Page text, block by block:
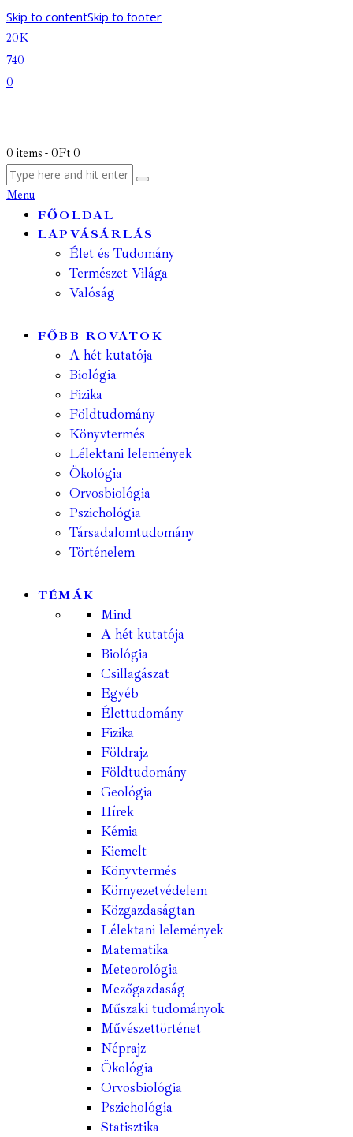
Skip to contentSkip to footer
20K
740
0
0 items - 0Ft 0
Menu
FŐOLDAL
LAPVÁSÁRLÁS
Élet és Tudomány
Természet Világa
Valóság
FŐBB ROVATOK
A hét kutatója
Biológia
Fizika
Földtudomány
Könyvtermés
Lélektani lelemények
Ökológia
Orvosbiológia
Pszichológia
Társadalomtudomány
Történelem
TÉMÁK
Mind
A hét kutatója
Biológia
Csillagászat
Egyéb
Élettudomány
Fizika
Földrajz
Földtudomány
Geológia
Hírek
Kémia
Kiemelt
Könyvtermés
Környezetvédelem
Közgazdaságtan
Lélektani lelemények
Matematika
Meteorológia
Mezőgazdaság
Műszaki tudományok
Művészettörténet
Néprajz
Ökológia
Orvosbiológia
Pszichológia
Statisztika